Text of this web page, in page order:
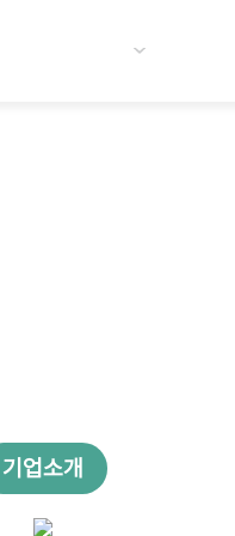
기업소개